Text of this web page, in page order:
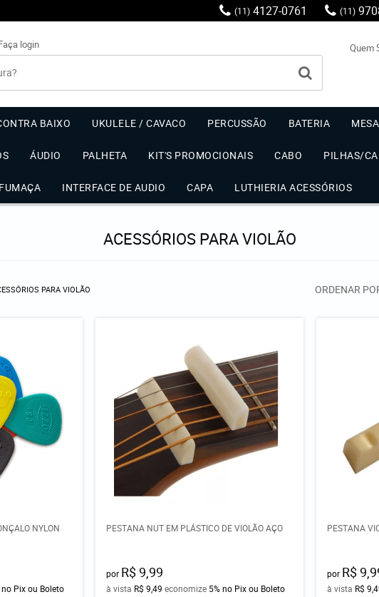
(11) 4127-0761 (11)
login Quem
BAIXO UKULELE / CAVACO PERCUSSÃO BATERIA
ÁUDIO PALHETA KIT'S PROMOCIONAIS CABO PILHAS/
INTERFACE DE AUDIO CAPA LUTHIERIA ACESSÓRIOS
ACESSÓRIOS PARA VIOLÃO
PARA VIOLÃO ORDENAR
NYLON
no Pix ou Boleto
PESTANA NUT EM PLÁSTICO DE VIOLÃO AÇO
por R$ 9,99
à vista R$ 9,49 economize 5% no Pix ou Boleto
PESTANA
por R$
à vista R$